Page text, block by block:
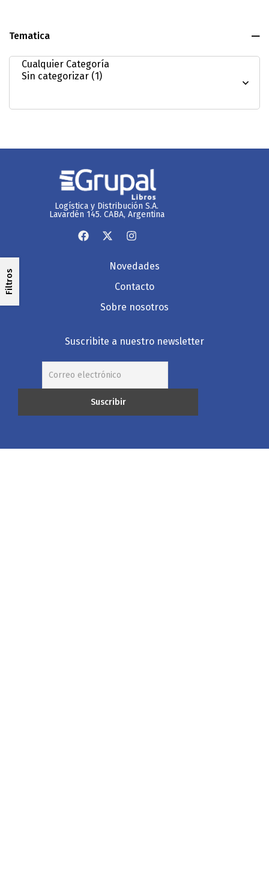
Tematica
Filtros
Logística y Distribución S.A.
Lavardén 145. CABA, Argentina
Novedades
Contacto
Sobre nosotros
Suscribite a nuestro newsletter